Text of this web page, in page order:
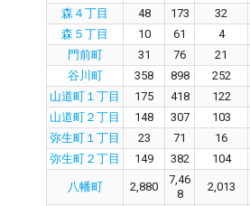
森４丁目
48 173 32
森５丁目
10 61 4
門前町
31 76 21
谷川町
358 898 252
山道町１丁目
175 418 122
山道町２丁目
148 307 103
弥生町１丁目
23 71 16
弥生町２丁目
149 382 104
八幡町 2,880
7,46
8
2,013